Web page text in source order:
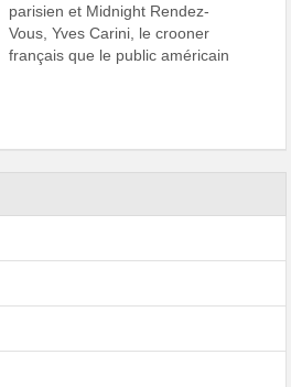
parisien et Midnight Rendez-
Vous, Yves Carini, le crooner
français que le public américain